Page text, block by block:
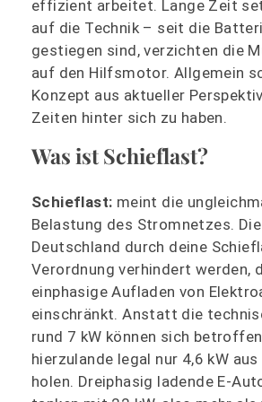
effizient arbeitet. Lange Zeit
auf die Technik – seit die
gestiegen sind, verzichten die
auf den Hilfsmotor. Allgemein
Konzept aus aktueller
Zeiten hinter sich zu haben.
Was ist Schieflast?
Schieflast: meint die
Belastung des Stromnetzes.
Deutschland durch deine
Verordnung verhindert werden,
einphasige Aufladen von
einschränkt. Anstatt die
rund 7 kW können sich
hierzulande legal nur 4,6 kW
holen. Dreiphasig ladende E-